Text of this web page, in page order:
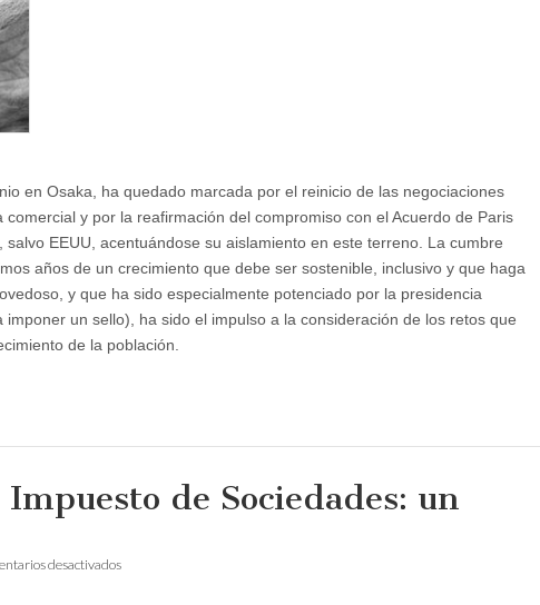
en Osaka, ha quedado marcada por el reinicio de las negociaciones
y por la reafirmación del compromiso con el Acuerdo de Paris
EEUU, acentuándose su aislamiento en este terreno. La cumbre
años de un crecimiento que debe ser sostenible, inclusivo y que haga
y que ha sido especialmente potenciado por la presidencia
un sello), ha sido el impulso a la consideración de los retos que
de la población.
de Sociedades: un
desactivadosen